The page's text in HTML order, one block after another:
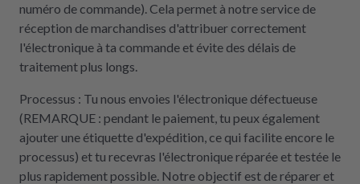
numéro de commande). Cela permet à notre service de
réception de marchandises d'attribuer correctement
l'électronique à ta commande et évite des délais de
traitement plus longs.
Processus : Tu nous envoies l'électronique défectueuse
(REMARQUE : pendant le paiement, tu peux également
ajouter une étiquette d'expédition, ce qui facilite encore le
processus) et tu recevras l'électronique réparée et testée le
plus rapidement possible. Notre objectif est de réparer et